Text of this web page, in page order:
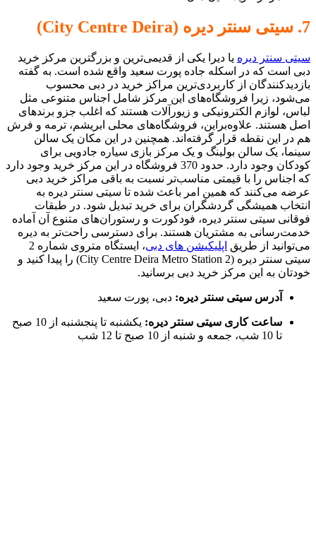
7. سیتی سنتر دیره (City Centre Deira)
سیتی سنتر دیره یا دیرا یکی از قدیمی‌ترین و بزرگترین مرکز خرید
دبی است که در اسکله جاده پورت سعید واقع شده است. به گفته
بازدیدکنندگان از کاربردی‌ترین مراکز خرید در دبی محسوب
می‌‎شود، زیرا فروشگاه‌های این مرکز شامل اجناس متنوعی مثل
لباس، لوازم الکترونیکی و زیورآلات هستند که اغلب جزو برندهای
اصل هستند. علاوه‌براین، فروشگاه‌های محلی ابریشم، ترمه و فرش
هم در این نقطه قرار گرفته‌اند. همچنین در این مکان یک سالن
سینما، یک سالن بولینگ و یک مرکز بازی سیاره جادویی برای
کودکان وجود دارد. حدود 370 فروشگاه در این مرکز خرید وجود دارد
که اجناس را با قیمتی مناسب‌تر نسبت به باقی مراکز خرید دبی
عرضه می‌کنند که همین امر باعث شده تا سیتی سنتر دیره به
انتخاب همیشگی گردشگران برای خرید تبدیل شود. در طبقات
فوقانی سیتی سنتر دیره، فودکورت و رستوران‌های متنوع آن آماده
خدمت‌رسانی به مشتریان هستند. برای دسترسی راحت‌تر به دیره
می‌توانید از طریق اپلیکیشن های دبی
، ایستگاه متروی شماره 2
سیتی سنتر دیره (City Centre Deira Metro Station 2) را پیدا کنید و
خودتان به این مرکز خرید دبی برسانید.
آدرس سیتی سنتر دیره: دبی، پورت سعید
ساعت کاری سیتی سنتر دیره:
یکشنبه تا پنجشنبه از 10 صبح
تا 10 شب، جمعه و شنبه از 10 صبح تا 12 شب